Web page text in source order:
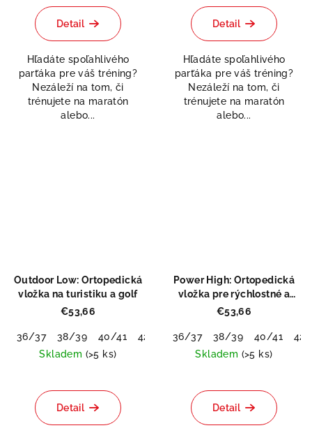
Detail
Hľadáte spoľahlivého
parťáka pre váš tréning?
Nezáleží na tom, či
trénujete na maratón
alebo...
hodnotenie
produktu
z
5
hviezdičiek.
Detail
Hľadáte spoľahlivého
parťáka pre váš tréning?
Nezáleží na tom, či
trénujete na maratón
alebo...
Outdoor Low: Ortopedická
vložka na turistiku a golf
€53,66
36/37 38/39 40/41 42/43 44/45
46/48
Skladem (>5 ks)
Detail
Power High: Ortopedická
vložka pre rýchlostné a
silové športy
€53,66
36/37 38/39 40/41
42/
Skladem (>5 ks)
hodnotenie
produktu
Detail